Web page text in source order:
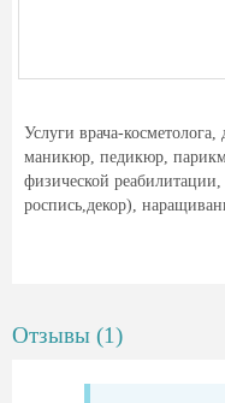
Услуги врача-косметолога,
маникюр, педикюр,
физической
роспись,декор),
Отзывы (1)